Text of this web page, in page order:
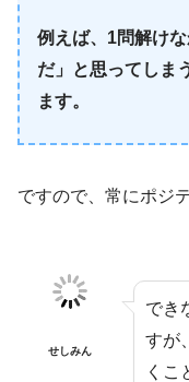
例えば、1問解け
だ」と思ってしま
ます。
ですので、常にポジ
せしみん
でき
すが
くこ